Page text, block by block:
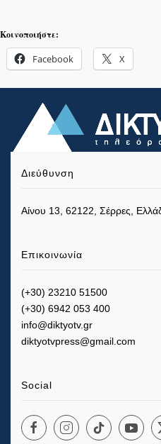
Κοινοποιήστε:
Facebook X
Διεύθυνση
Αίνου 13, 62122, Σέρρες,
Επικοινωνία
(+30) 23210 51500
(+30) 6942 053 400
info@diktyotv.gr
diktyotvpress@gmail.com
Social